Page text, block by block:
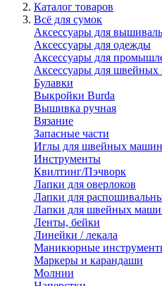
Каталог товаров
Всё для сумок
Аксессуары для
Аксессуары для одежды
Аксессуары для
Аксессуары для
Булавки
Выкройки Burda
Вышивка ручная
Вязание
Запасные части
Иглы для швейных машин
Инструменты
Квилтинг/Пэчворк
Лапки для оверлоков
Лапки для
Лапки для швейных
Ленты, бейки
Линейки / лекала
Маникюрные
Маркеры и карандаши
Молнии